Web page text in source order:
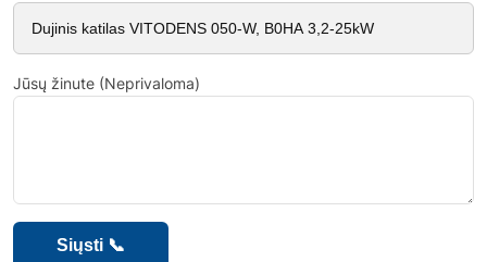
Jūsų žinute (Neprivaloma)